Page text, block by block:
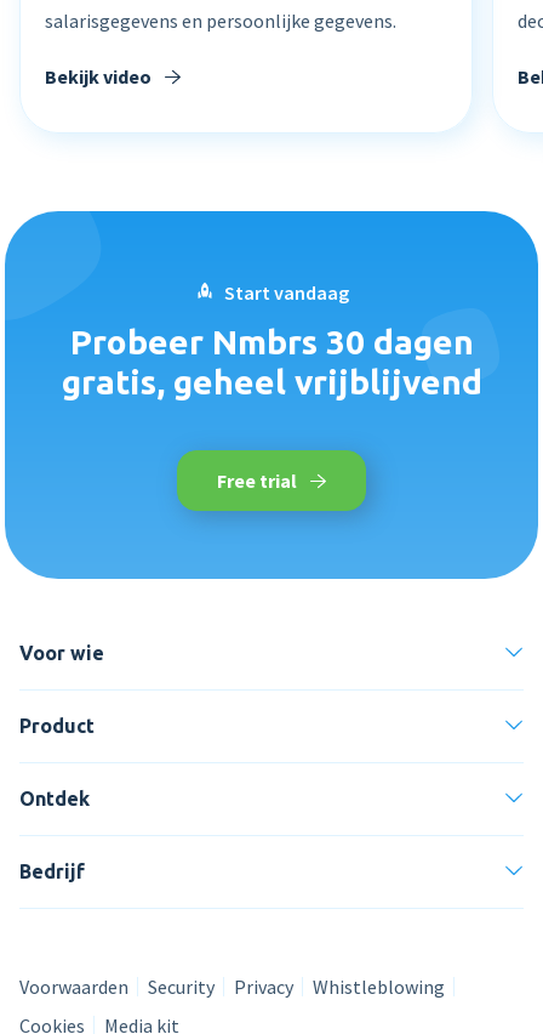
salarisgegevens en persoonlijke gegevens.
Bekijk video
Start vandaag
Probeer Nmbrs 30 dagen
gratis, geheel vrijblijvend
Free trial
Voor wie
Product
Ontdek
Bedrijf
Voorwaarden Security Privacy
Whistleblowing
Cookies
Media kit